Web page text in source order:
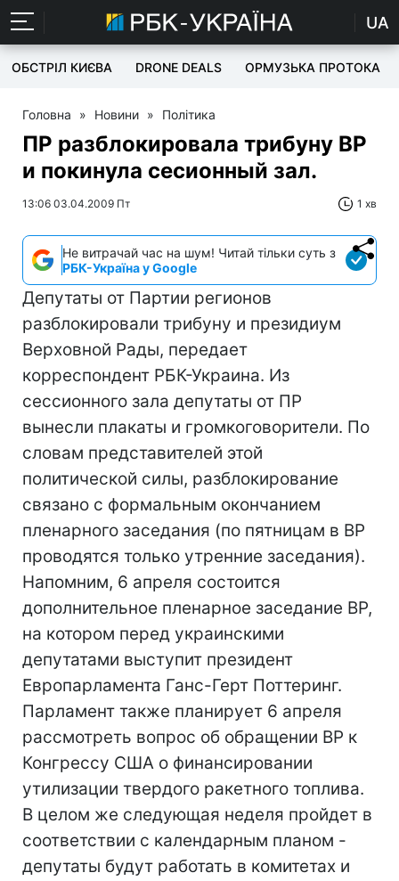
UA
ОБСТРІЛ КИЄВА DRONE DEALS ОРМУЗЬКА ПРОТОКА
Головна » Новини » Політика
ПР разблокировала трибуну ВР
и покинула сесионный зал.
13:06 03.04.2009 Пт 1 хв
Не витрачай час на шум! Читай тільки суть з
РБК-Україна у Google
Депутаты от Партии регионов
разблокировали трибуну и президиум
Верховной Рады, передает
корреспондент РБК-Украина. Из
сессионного зала депутаты от ПР
вынесли плакаты и громкоговорители. По
словам представителей этой
политической силы, разблокирование
связано с формальным окончанием
пленарного заседания (по пятницам в ВР
проводятся только утренние заседания).
Напомним, 6 апреля состоится
дополнительное пленарное заседание ВР,
на котором перед украинскими
депутатами выступит президент
Европарламента Ганс-Герт Поттеринг.
Парламент также планирует 6 апреля
рассмотреть вопрос об обращении ВР к
Конгрессу США о финансировании
утилизации твердого ракетного топлива.
В целом же следующая неделя пройдет в
соответствии с календарным планом -
депутаты будут работать в комитетах и